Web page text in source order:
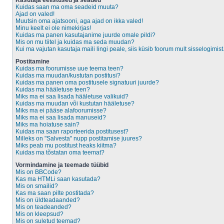
Kuidas saan ma oma seadeid muuta?
Ajad on valed!
Muutsin oma ajatsooni, aga ajad on ikka valed!
Minu keelt ei ole nimekirjas!
Kuidas ma panen kasutajanime juurde omale pildi?
Mis on mu tiitel ja kuidas ma seda muudan?
Kui ma vajutan kasutaja maili lingi peale, siis küsib foorum mult sisselogimist.
Postitamine
Kuidas ma foorumisse uue teema teen?
Kuidas ma muudan/kustutan postitusi?
Kuidas ma panen oma postitusele signatuuri juurde?
Kuidas ma hääletuse teen?
Miks ma ei saa lisada hääletuse valikuid?
Kuidas ma muudan või kustutan hääletuse?
Miks ma ei pääse alafoorumisse?
Miks ma ei saa lisada manuseid?
Miks ma hoiatuse sain?
Kuidas ma saan raporteerida postitusest?
Milleks on "Salvesta" nupp postitamise juures?
Miks peab mu postitust heaks kiitma?
Kuidas ma tõstatan oma teemat?
Vormindamine ja teemade tüübid
Mis on BBCode?
Kas ma HTMLi saan kasutada?
Mis on smailid?
Kas ma saan pilte postitada?
Mis on üldteadaanded?
Mis on teadeanded?
Mis on kleepsud?
Mis on suletud teemad?